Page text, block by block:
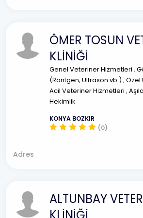
ÖMER TOSUN
KLİNİĞİ
Genel Veteriner Hizmetleri ,
(Röntgen, Ultrason vb.) , Özel
Acil Veteriner Hizmetleri ,
Hekimlik
KONYA BOZKIR
(0)
Adres
ALTUNBAY